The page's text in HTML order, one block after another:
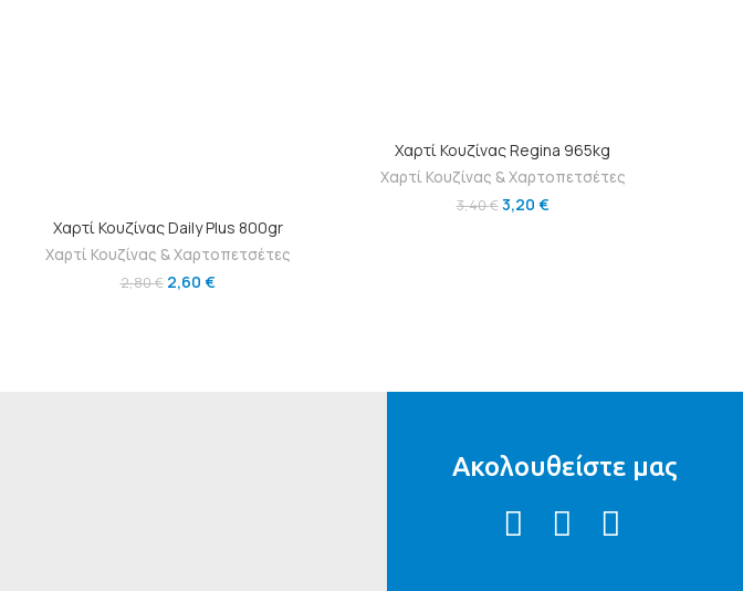
ΠΡΟΣΘΉΚΗ ΣΤΟ ΚΑΛΆΘΙ
Χαρτί Κουζίνας Daily Plus 800gr
Χαρτί Κουζίνας & Χαρτοπετσέτες
2,80€ 2,60 €
ΠΡΟΣΘΉΚΗ ΣΤΟ ΚΑΛΆΘΙ
Χαρτί Κουζίνας Regina 965kg
Χαρτί Κουζίνας & Χαρτοπετσέτες
3,40€ 3,20 €
Ακολουθείστε μας